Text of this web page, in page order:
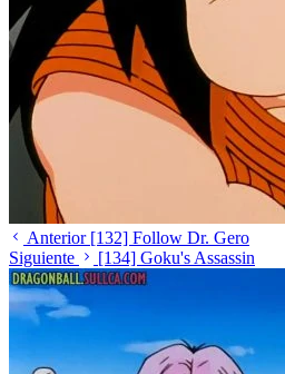
Anterior [132] Follow Dr. Gero
Siguiente
[134] Goku's Assassin